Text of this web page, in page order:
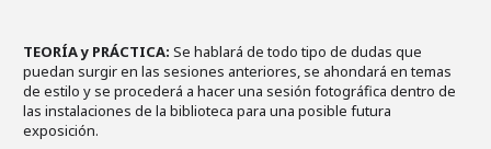
TEORÍA y PRÁCTICA: Se hablará de todo tipo de dudas que
puedan surgir en las sesiones anteriores, se ahondará en temas
de estilo y se procederá a hacer una sesión fotográfica dentro de
las instalaciones de la biblioteca para una posible futura
exposición.